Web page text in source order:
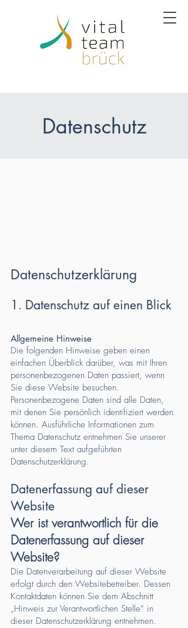
Datenschutz
Datenschutzerklärung
1. Datenschutz auf einen Blick
Allgemeine Hinweise
Die folgenden Hinweise geben einen
einfachen Überblick darüber, was mit Ihren
personenbezogenen Daten passiert, wenn
Sie diese Website besuchen.
Personenbezogene Daten sind alle Daten,
mit denen Sie persönlich identifiziert werden
können. Ausführliche Informationen zum
Thema Datenschutz entnehmen Sie unserer
unter diesem Text aufgeführten
Datenschutzerklärung.
Datenerfassung auf dieser
Website
Wer ist verantwortlich für die
Datenerfassung auf dieser
Website?
Die Datenverarbeitung auf dieser Website
erfolgt durch den Websitebetreiber. Dessen
Kontaktdaten können Sie dem Abschnitt
„Hinweis zur Verantwortlichen Stelle“ in
dieser Datenschutzerklärung entnehmen.